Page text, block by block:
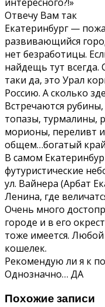
интересного?!»
Отвечу Вам так
Екатеринбург —
развивающийся
нет безработицы.
найдещь тут всегда.
таки да, это Урал
Россию. А сколько
Встречаются
топазы, турмалины,
морионы, переливт
общем…богатый
В самом
футуристические
ул. Вайнера (Арбат
Ленина, где
Очень много
городе и в его
тоже имеется.
кошелек.
Рекомендую ли я к
Однозначно… ДА
Похожие записи